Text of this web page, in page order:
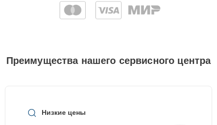
Преимущества нашего сервисного центра
Низкие цены